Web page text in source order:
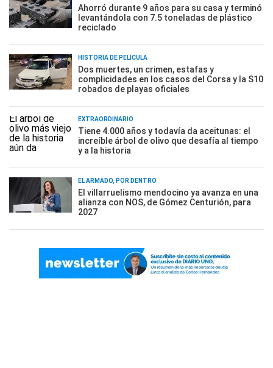
Ahorró durante 9 años para su casa y terminó
levantándola con 7.5 toneladas de plástico
reciclado
HISTORIA DE PELÍCULA
Dos muertes, un crimen, estafas y
complicidades en los casos del Corsa y la S10
robados de playas oficiales
EXTRAORDINARIO
Tiene 4.000 años y todavía da aceitunas: el
increíble árbol de olivo que desafía al tiempo
y a la historia
EL ARMADO, POR DENTRO
El villarruelismo mendocino ya avanza en una
alianza con NOS, de Gómez Centurión, para
2027